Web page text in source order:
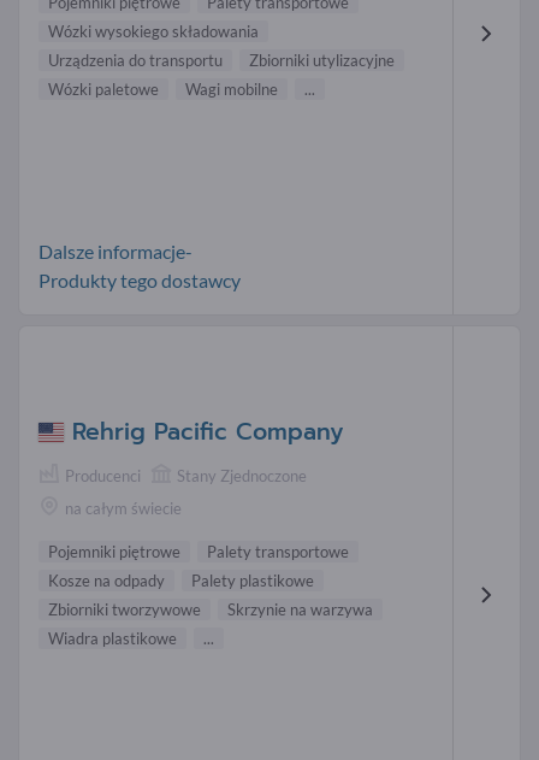
Wózki wysokiego składowania
Urządzenia do transportu
Zbiorniki utylizacyjne
Wózki paletowe
Wagi mobilne ...
Dalsze informacje-
Produkty tego dostawcy
Rehrig Pacific Company
Producenci
Stany Zjednoczone
na całym świecie
Pojemniki piętrowe
Palety transportowe
Kosze na odpady
Palety plastikowe
Zbiorniki tworzywowe
Skrzynie na warzywa
Wiadra plastikowe
...